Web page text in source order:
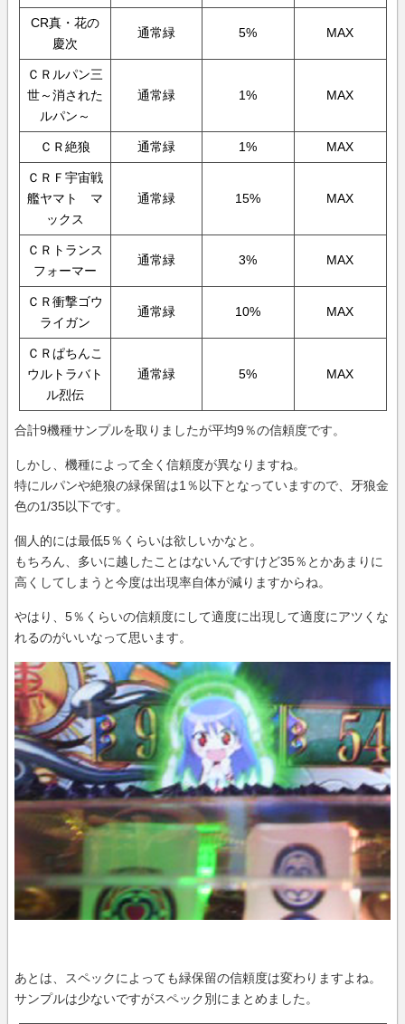
CR真・花の
慶次
通常緑 5% MAX
ＣＲルパン三
世～消された
ルパン～
通常緑 1% MAX
ＣＲ絶狼 通常緑 1% MAX
ＣＲＦ宇宙戦
艦ヤマト マ
ックス
通常緑 15% MAX
ＣＲトランス
フォーマー
通常緑 3% MAX
ＣＲ衝撃ゴウ
ライガン
通常緑 10% MAX
ＣＲぱちんこ
ウルトラバト
ル烈伝
通常緑 5% MAX
合計9機種サンプルを取りましたが平均9％の信頼度です。
しかし、機種によって全く信頼度が異なりますね。
特にルパンや絶狼の緑保留は1％以下となっていますので、牙狼金
色の1/35以下です。
個人的には最低5％くらいは欲しいかなと。
もちろん、多いに越したことはないんですけど35％とかあまりに
高くしてしまうと今度は出現率自体が減りますからね。
やはり、5％くらいの信頼度にして適度に出現して適度にアツくな
れるのがいいなって思います。
あとは、スペックによっても緑保留の信頼度は変わりますよね。
サンプルは少ないですがスペック別にまとめました。